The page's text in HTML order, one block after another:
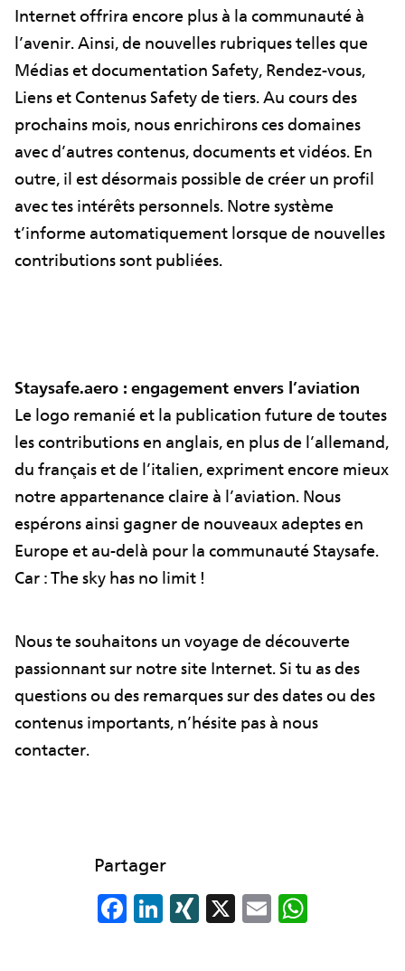
Internet offrira encore plus à la communauté à
l’avenir. Ainsi, de nouvelles rubriques telles que
Médias et documentation Safety, Rendez-vous,
Liens et Contenus Safety de tiers. Au cours des
prochains mois, nous enrichirons ces domaines
avec d’autres contenus, documents et vidéos. En
outre, il est désormais possible de créer un profil
avec tes intérêts personnels. Notre système
t’informe automatiquement lorsque de nouvelles
contributions sont publiées.
Staysafe.aero : engagement envers l’aviation
Le logo remanié et la publication future de toutes
les contributions en anglais, en plus de l’allemand,
du français et de l’italien, expriment encore mieux
notre appartenance claire à l’aviation. Nous
espérons ainsi gagner de nouveaux adeptes en
Europe et au-delà pour la communauté Staysafe.
Car : The sky has no limit !
Nous te souhaitons un voyage de découverte
passionnant sur notre site Internet. Si tu as des
questions ou des remarques sur des dates ou des
contenus importants, n’hésite pas à nous
contacter.
Partager
F
Li XI X
E